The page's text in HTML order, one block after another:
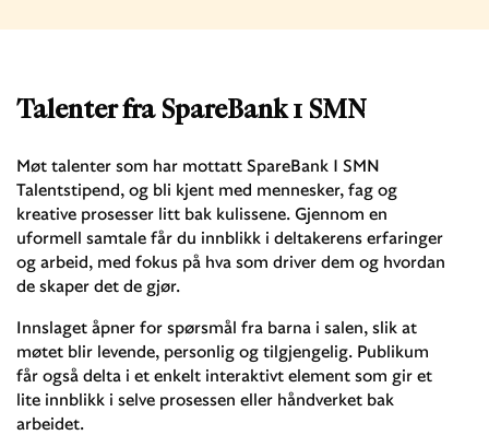
Talenter fra SpareBank 1 SMN
Møt talenter som har mottatt SpareBank 1 SMN
Talentstipend, og bli kjent med mennesker, fag og
kreative prosesser litt bak kulissene. Gjennom en
uformell samtale får du innblikk i deltakerens erfaringer
og arbeid, med fokus på hva som driver dem og hvordan
de skaper det de gjør.
Innslaget åpner for spørsmål fra barna i salen, slik at
møtet blir levende, personlig og tilgjengelig. Publikum
får også delta i et enkelt interaktivt element som gir et
lite innblikk i selve prosessen eller håndverket bak
arbeidet.